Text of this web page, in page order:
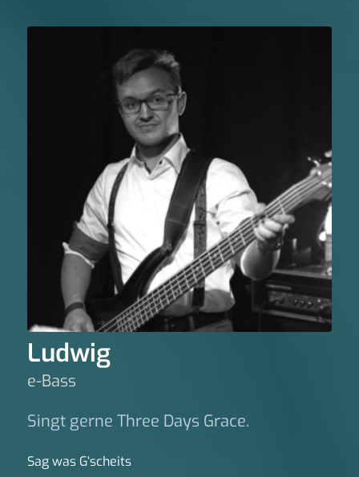
Ludwig
e-Bass
Singt gerne Three Days Grace.
Sag was G‘scheits